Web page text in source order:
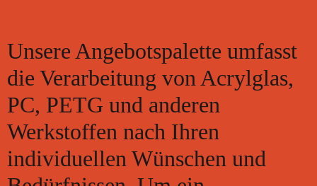
Unsere Angebotspalette umfasst
die Verarbeitung von Acrylglas,
PC, PETG und anderen
Werkstoffen nach Ihren
individuellen Wünschen und